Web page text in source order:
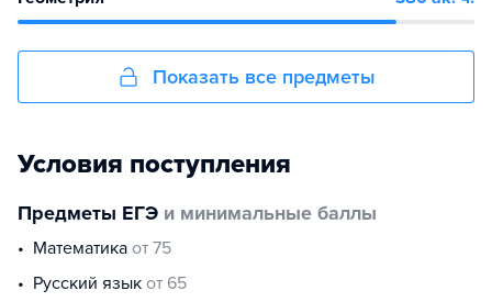
Показать все предметы
Условия поступления
Предметы ЕГЭ и минимальные баллы
математика от 75
русский язык от 65